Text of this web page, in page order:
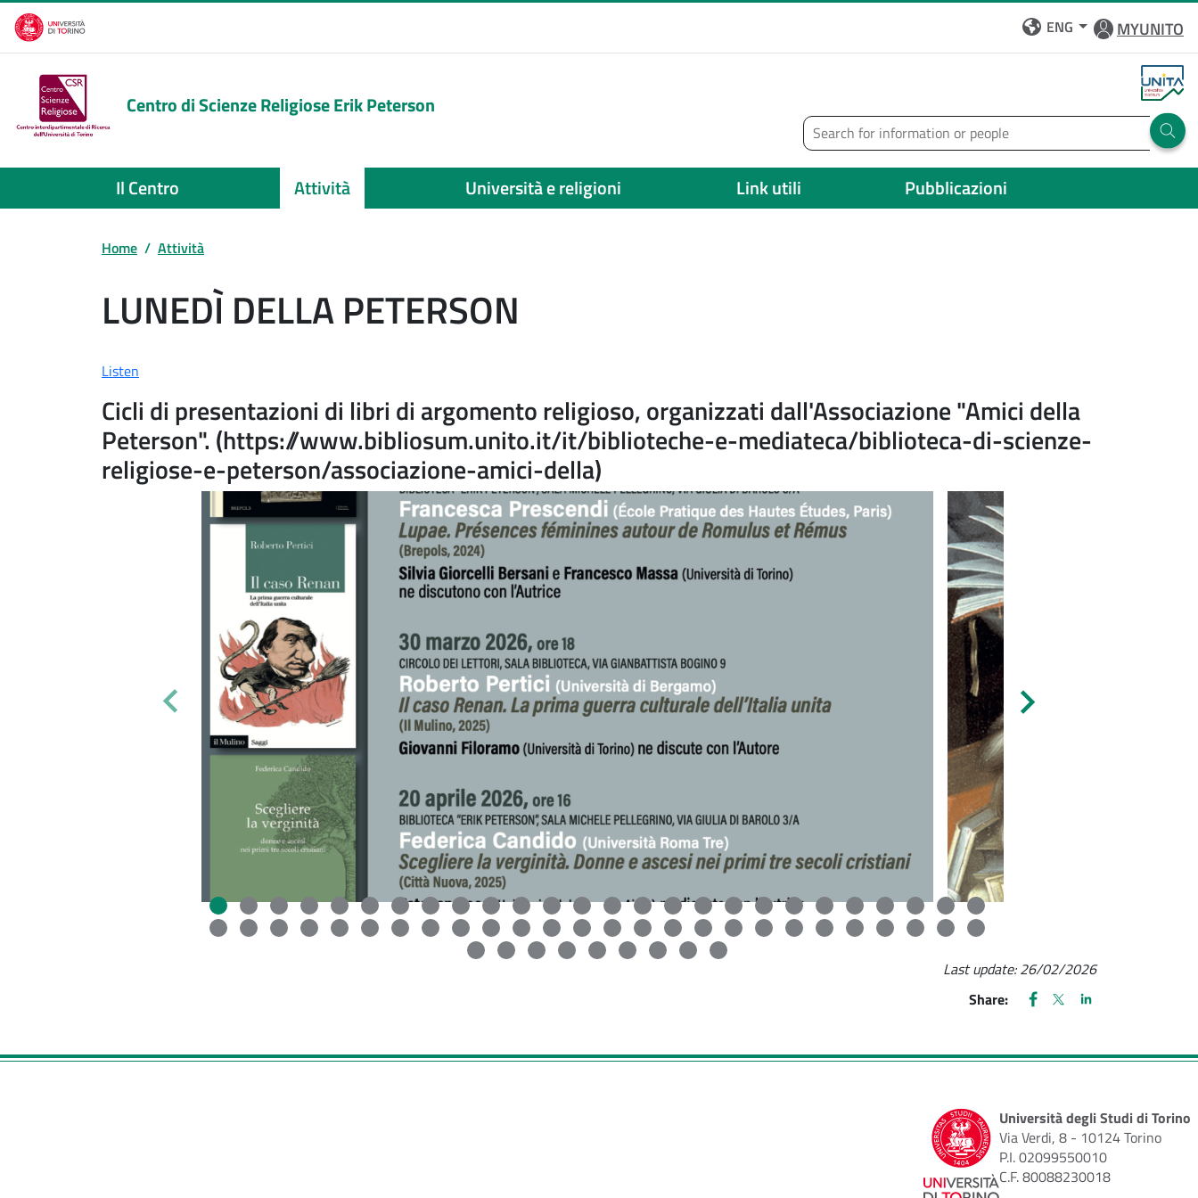
Skip to main content
ENG MYUNITO
Centro di Scienze Religiose Erik Peterson
Search
Run
Il Centro Attività Università e religioni Link utili Pubblicazioni
Home Attività
LUNEDÌ DELLA PETERSON
Listen
Cicli di presentazioni di libri di argomento religioso, organizzati dall'Associazione "Amici della
Peterson". (https://www.bibliosum.unito.it/it/biblioteche-e-mediateca/biblioteca-di-scienze-
religiose-e-peterson/associazione-amici-della)
Last update:26/02/2026
Share:
FACEBOOK
(apre una nuova finestra)
X
(apre una nuova
LINKEDIN
(apre una nuova
Università degli Studi di Torino
Via Verdi, 8 - 10124 Torino
P.I. 02099550010
C.F. 80088230018